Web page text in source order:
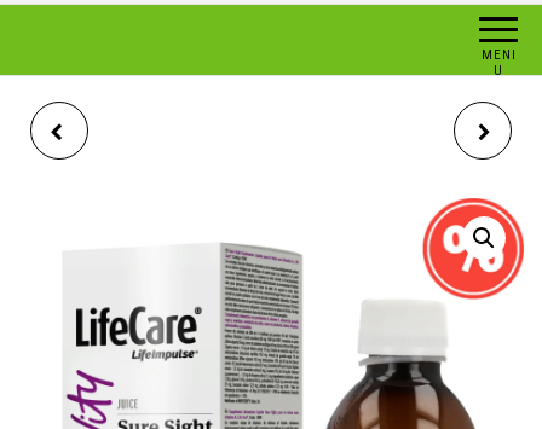
MENI
U
CARE® - REDUCE REFLUXUL
GASTRIC
MULTIVITAMINE, CU
VITAMINE SI MINERALE, LIFE
CARE®